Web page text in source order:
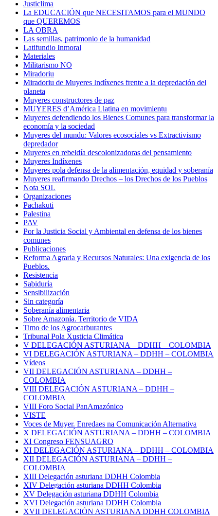
Justiclima
La EDUCACIÓN que NECESITAMOS para el MUNDO
que QUEREMOS
LA OBRA
Las semillas, patrimonio de la humanidad
Latifundio Inmoral
Materiales
Militarismo NO
Miradoriu
Miradoriu de Muyeres Indíxenes frente a la depredación del
planeta
Muyeres constructores de paz
MUYERES d’América Llatina en movimientu
Muyeres defendiendo los Bienes Comunes para transformar la
economía y la sociedad
Muyeres del mundu: Valores ecosociales vs Extractivismo
depredador
Muyeres en rebeldía descolonizadoras del pensamiento
Muyeres Indíxenes
Muyeres pola defensa de la alimentación, equidad y soberanía
Muyeres reafirmando Drechos – los Drechos de los Pueblos
Nota SOL
Organizaciones
Pachakuti
Palestina
PAV
Por la Justicia Social y Ambiental en defensa de los bienes
comunes
Publicaciones
Reforma Agraria y Recursos Naturales: Una exigencia de los
Pueblos.
Resistencia
Sabiduría
Sensibilización
Sin categoría
Soberanía alimentaria
Sobre Amazonía. Territorio de VIDA
Timo de los Agrocarburantes
Tribunal Pola Xusticia Climática
V DELEGACIÓN ASTURIANA – DDHH – COLOMBIA
VI DELEGACIÓN ASTURIANA – DDHH – COLOMBIA
Vídeos
VII DELEGACIÓN ASTURIANA – DDHH –
COLOMBIA
VIII DELEGACIÓN ASTURIANA – DDHH –
COLOMBIA
VIII Foro Social PanAmazónico
VISTE
Voces de Muyer. Enredaes na Comunicación Alternativa
X DELEGACIÓN ASTURIANA – DDHH – COLOMBIA
XI Congreso FENSUAGRO
XI DELEGACIÓN ASTURIANA – DDHH – COLOMBIA
XII DELEGACIÓN ASTURIANA – DDHH –
COLOMBIA
XIII Delegación asturiana DDHH Colombia
XIV Delegación asturiana DDHH Colombia
XV Delegación asturiana DDHH Colombia
XVI Delegación asturiana DDHH Colombia
XVII DELEGACIÓN ASTURIANA DDHH COLOMBIA